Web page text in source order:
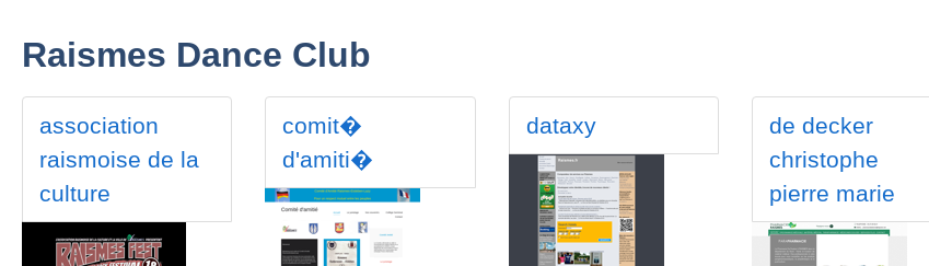
Raismes Dance Club
association
raismoise de la
culture
comit�
d'amiti�
dataxy
de decker
christophe
pierre marie